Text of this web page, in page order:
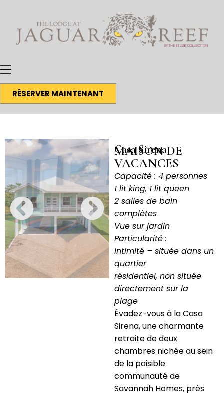
RÉSERVER MAINTENANT
Casa Sirena
MAISON DE
VACANCES
Capacité : 4 personnes
1 lit king, 1 lit queen
2 salles de bain
complètes
Vue sur jardin
Particularité :
Intimité – située dans un
quartier
résidentiel, non située
directement sur la
plage
Évadez-vous à la Casa
Sirena, une charmante
retraite de deux
chambres nichée au sein
de la paisible
communauté de
Savannah Homes, près